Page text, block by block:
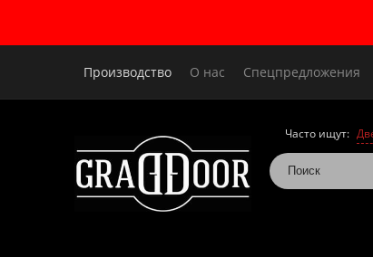
Производство О нас Спецпредложения
Часто ищут: